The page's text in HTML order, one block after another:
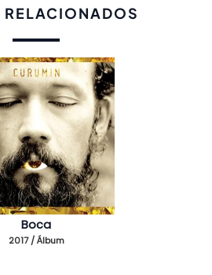
RELACIONADOS
Boca
2017 / Álbum